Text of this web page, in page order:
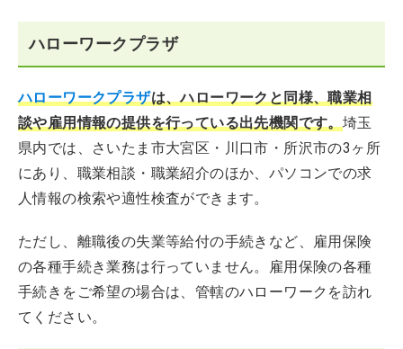
ハローワークプラザ
ハローワークプラザは、ハローワークと同様、職業相
談や雇用情報の提供を行っている出先機関です。埼玉
県内では、さいたま市大宮区・川口市・所沢市の3ヶ所
にあり、職業相談・職業紹介のほか、パソコンでの求
人情報の検索や適性検査ができます。
ただし、離職後の失業等給付の手続きなど、雇用保険
の各種手続き業務は行っていません。雇用保険の各種
手続きをご希望の場合は、管轄のハローワークを訪れ
てください。